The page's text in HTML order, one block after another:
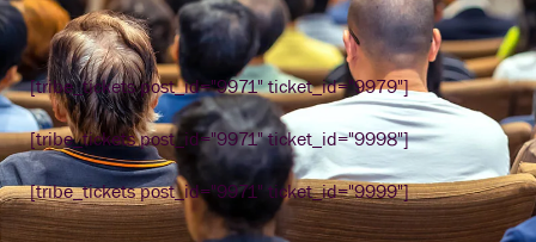
[tribe_tickets post_id="9971" ticket_id="9979"]
[tribe_tickets post_id="9971" ticket_id="9998"]
[tribe_tickets post_id="9971" ticket_id="9999"]